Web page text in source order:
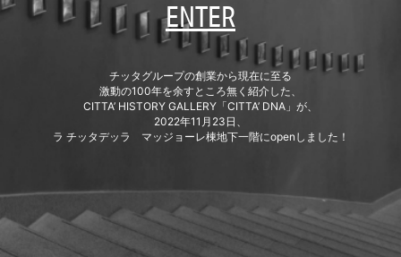
ENTER
チッタグループの創業から現在に至る
激動の100年を余すところ無く紹介した、
CITTA’ HISTORY GALLERY「CITTA’ DNA」が、
2022年11月23日、
ラ チッタデッラ マッジョーレ棟地下一階にopenしました！